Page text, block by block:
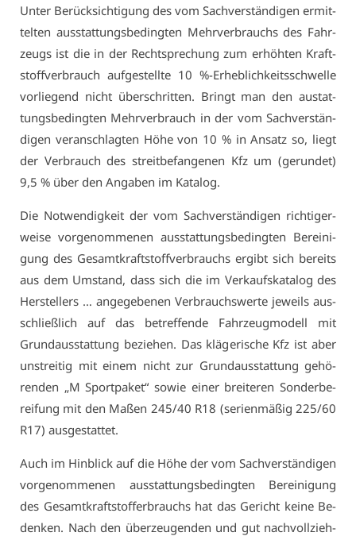
Un­ter Be­rück­sich­ti­gung des vom Sach­ver­stän­di­gen er­mit­
tel­ten aus­stat­tungs­be­ding­ten Mehr­ver­brauchs des Fahr­
zeugs ist die in der Recht­spre­chung zum er­höh­ten Kraft­
stoff­ver­brauch auf­ge­stell­te 10 %-Er­heb­lich­keits­schwel­le
vor­lie­gend nicht über­schrit­ten. Bringt man den aus­tat­
tungs­be­ding­ten Mehr­ver­brauch in der vom Sach­ver­stän­
di­gen ver­an­schlag­ten Hö­he von 10 % in An­satz so, liegt
der Ver­brauch des streit­be­fan­ge­nen Kfz um (ge­run­det)
9,5 % über den An­ga­ben im Ka­ta­log.
Die Not­wen­dig­keit der vom Sach­ver­stän­di­gen rich­ti­ger­
wei­se vor­ge­nom­me­nen aus­stat­tungs­be­ding­ten Be­rei­ni­
gung des Ge­samt­kraft­stoff­ver­brauchs er­gibt sich be­reits
aus dem Um­stand, dass sich die im Ver­kaufs­ka­ta­log des
Her­stel­lers … an­ge­ge­be­nen Ver­brauchs­wer­te je­weils aus­
schließ­lich auf das be­tref­fen­de Fahr­zeug­mo­dell mit
Grund­aus­stat­tung be­zie­hen. Das klä­ge­ri­sche Kfz ist aber
un­strei­tig mit ei­nem nicht zur Grund­aus­stat­tung ge­hö­
ren­den „M Sport­pa­ket“ so­wie ei­ner brei­te­ren Son­der­be­
rei­fung mit den Ma­ßen 245/40 R18 (se­ri­en­mä­ßig 225/60
R17) aus­ge­stat­tet.
Auch im Hin­blick auf die Hö­he der vom Sach­ver­stän­di­gen
vor­ge­nom­me­nen aus­stat­tungs­be­ding­ten Be­rei­ni­gung
des Ge­samt­kraft­stof­fer­brauchs hat das Ge­richt kei­ne Be­
den­ken. Nach den über­zeu­gen­den und gut nach­voll­zieh­